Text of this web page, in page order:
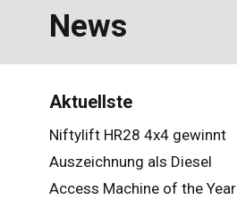
News
Aktuellste
Niftylift HR28 4x4 gewinnt
Auszeichnung als Diesel
Access Machine of the Year